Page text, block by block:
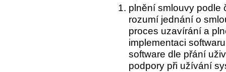
plnění smlouvy podle
rozumí jednání o
proces uzavírání a
implementaci
software dle přání
podpory při užívání